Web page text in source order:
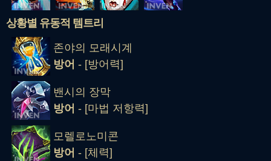
상황별 유동적 템트리
존야의 모래시계
방어 - [방어력]
밴시의 장막
방어 - [마법 저항력]
모렐로노미콘
방어 - [체력]